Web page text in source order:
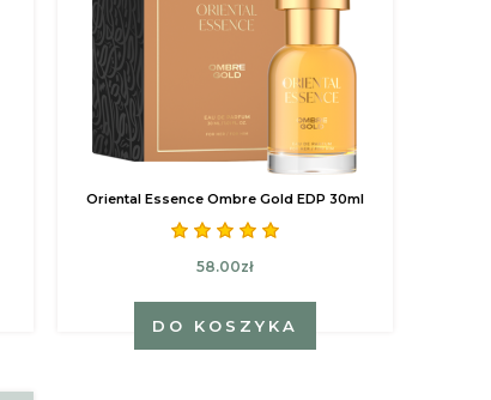
Oriental Essence Ombre Gold EDP 30ml
58.00zł
DO KOSZYKA